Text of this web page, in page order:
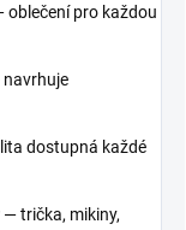
oblečení pro každou
dostupná každé
— trička, mikiny,